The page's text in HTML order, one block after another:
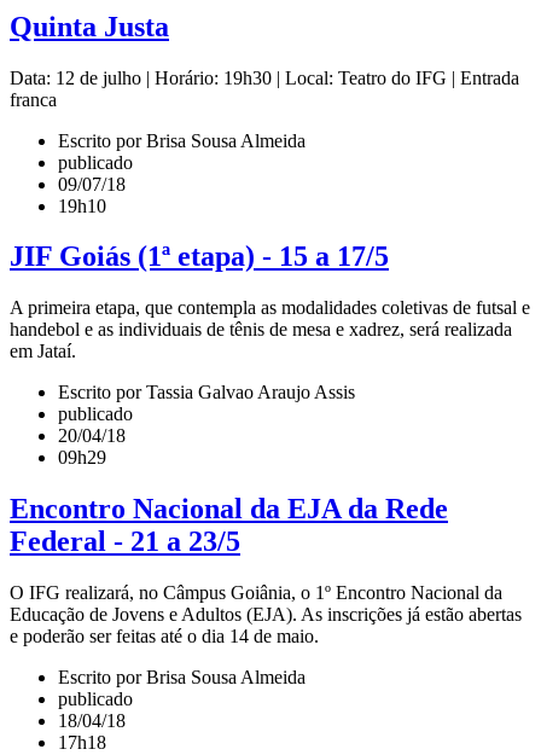
Quinta Justa
Data: 12 de julho | Horário: 19h30 | Local: Teatro do IFG | Entrada
franca
Escrito por Brisa Sousa Almeida
publicado
09/07/18
19h10
JIF Goiás (1ª etapa) - 15 a 17/5
A primeira etapa, que contempla as modalidades coletivas de futsal e
handebol e as individuais de tênis de mesa e xadrez, será realizada
em Jataí.
Escrito por Tassia Galvao Araujo Assis
publicado
20/04/18
09h29
Encontro Nacional da EJA da Rede
Federal - 21 a 23/5
O IFG realizará, no Câmpus Goiânia, o 1º Encontro Nacional da
Educação de Jovens e Adultos (EJA). As inscrições já estão abertas
e poderão ser feitas até o dia 14 de maio.
Escrito por Brisa Sousa Almeida
publicado
18/04/18
17h18